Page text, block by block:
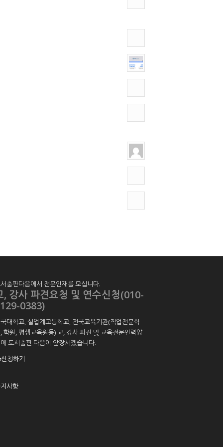
출판다음에서 전문인재를 모십니다.
, 강사 파견요청 및 연수신청(010-
0383)
대학교, 실업계고등학교, 전국교육기관(직업전문학
학원, 평생교육원등) 교, 강사 파견 및 교육전문인력양
도서출판 다음이 앞장서겠습니다.
신청하기
사항